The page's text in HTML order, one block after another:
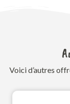
Voici d’autres